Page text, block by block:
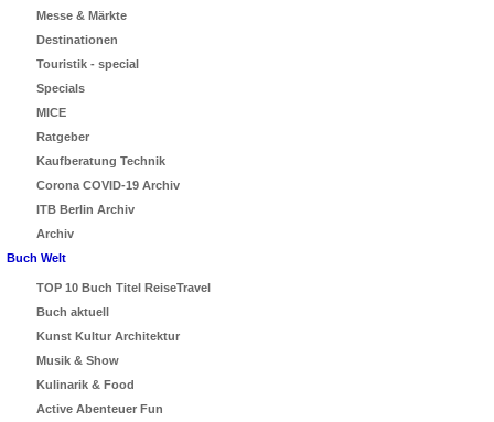
Messe & Märkte
Destinationen
Touristik - special
Specials
MICE
Ratgeber
Kaufberatung Technik
Corona COVID-19 Archiv
ITB Berlin Archiv
Archiv
Buch Welt
TOP 10 Buch Titel ReiseTravel
Buch aktuell
Kunst Kultur Architektur
Musik & Show
Kulinarik & Food
Active Abenteuer Fun